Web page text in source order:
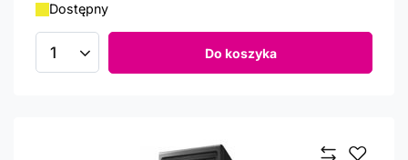
Dostępny
Ilość produktów Do koszyka